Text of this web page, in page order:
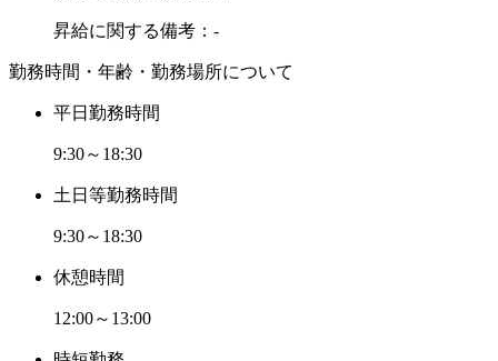
昇給に関する備考：-
勤務時間・年齢・勤務場所について
平日勤務時間
9:30～18:30
土日等勤務時間
9:30～18:30
休憩時間
12:00～13:00